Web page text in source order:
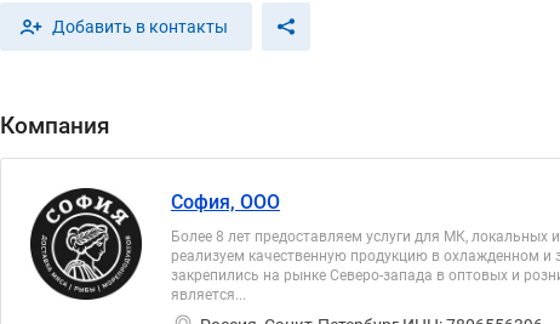
Добавить в контакты
Компания
София, ООО
Более 8 лет предоставляем услуги для МК,
реализуем качественную продукцию в охлажденном и
закрепились на рынке Северо-запада в оптовых и
является...